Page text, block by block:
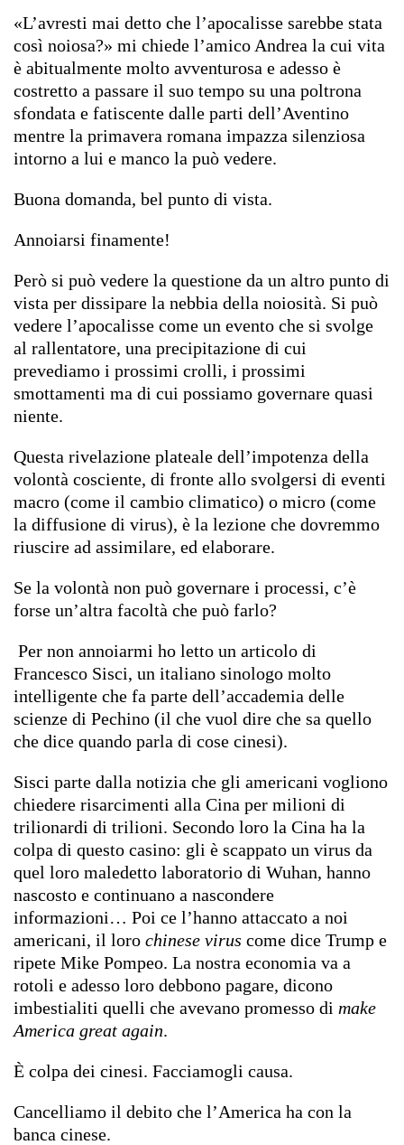
«L’avresti mai detto che l’apocalisse sarebbe stata
così noiosa?» mi chiede l’amico Andrea la cui vita
è abitualmente molto avventurosa e adesso è
costretto a passare il suo tempo su una poltrona
sfondata e fatiscente dalle parti dell’Aventino
mentre la primavera romana impazza silenziosa
intorno a lui e manco la può vedere.
Buona domanda, bel punto di vista.
Annoiarsi finamente!
Però si può vedere la questione da un altro punto di
vista per dissipare la nebbia della noiosità. Si può
vedere l’apocalisse come un evento che si svolge
al rallentatore, una precipitazione di cui
prevediamo i prossimi crolli, i prossimi
smottamenti ma di cui possiamo governare quasi
niente.
Questa rivelazione plateale dell’impotenza della
volontà cosciente, di fronte allo svolgersi di eventi
macro (come il cambio climatico) o micro (come
la diffusione di virus), è la lezione che dovremmo
riuscire ad assimilare, ed elaborare.
Se la volontà non può governare i processi, c’è
forse un’altra facoltà che può farlo?
Per non annoiarmi ho letto un articolo di
Francesco Sisci, un italiano sinologo molto
intelligente che fa parte dell’accademia delle
scienze di Pechino (il che vuol dire che sa quello
che dice quando parla di cose cinesi).
Sisci parte dalla notizia che gli americani vogliono
chiedere risarcimenti alla Cina per milioni di
trilionardi di trilioni. Secondo loro la Cina ha la
colpa di questo casino: gli è scappato un virus da
quel loro maledetto laboratorio di Wuhan, hanno
nascosto e continuano a nascondere
informazioni… Poi ce l’hanno attaccato a noi
americani, il loro chinese virus come dice Trump e
ripete Mike Pompeo. La nostra economia va a
rotoli e adesso loro debbono pagare, dicono
imbestialiti quelli che avevano promesso di make
America great again.
È colpa dei cinesi. Facciamogli causa.
Cancelliamo il debito che l’America ha con la
banca cinese.